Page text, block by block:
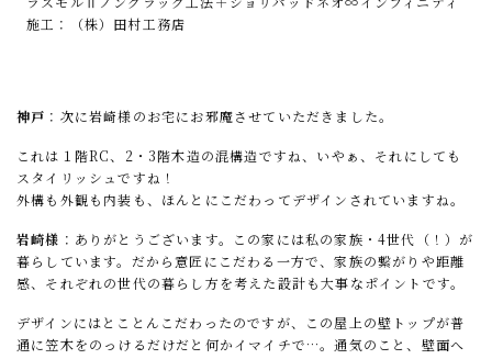
施工：（株）田村工務店
神戸 ：次に岩崎様のお宅にお邪魔させていただきました。
これは１階RC、2・3階木造の混構造ですね、いやぁ、それにしても
スタイリッシュですね！
外構も外観も内装も、ほんとにこだわってデザインされていますね。
岩崎様 ：ありがとうございます。この家には私の家族・4世代（！）が
暮らしています。だから意匠にこだわる一方で、家族の繋がりや距離
感、それぞれの世代の暮らし方を考えた設計も大事なポイントです。
デザインにはとことんこだわったのですが、この屋上の壁トップが普
通に笠木をのっけるだけだと何かイマイチで…。通気のこと、壁面へ